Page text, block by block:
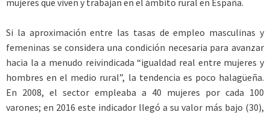
Si la aproximación entre las tasas de empleo masculinas y
femeninas se considera una condición necesaria para avanzar
hacia la a menudo reivindicada “igualdad real entre mujeres y
hombres en el medio rural”, la tendencia es poco halagüeña.
En 2008, el sector empleaba a 40 mujeres por cada 100
varones; en 2016 este indicador llegó a su valor más bajo (30),